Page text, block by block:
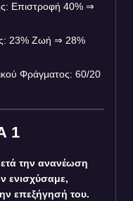
Επιστροφή 40% ⇒
23% Ζωή ⇒ 28%
Φράγματος: 60/20
1
την ανανέωση
ενισχύσαμε,
επεξήγησή του.